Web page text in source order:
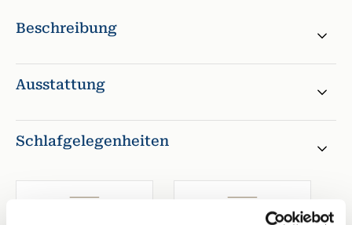
Beschreibung
Ausstattung
Schlafgelegenheiten